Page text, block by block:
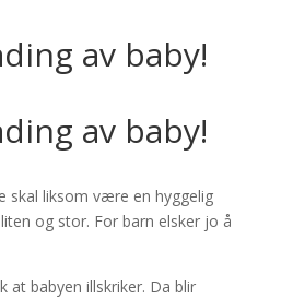
av baby!
av baby!
skal liksom være en hyggelig
og stor. For barn elsker jo å
at babyen illskriker. Da blir